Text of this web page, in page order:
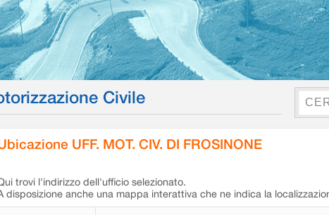
Civile
UFF. MOT. CIV. DI FROSINONE
trovi l'indirizzo dell'ufficio selezionato.
disposizione anche una mappa interattiva che ne indica la